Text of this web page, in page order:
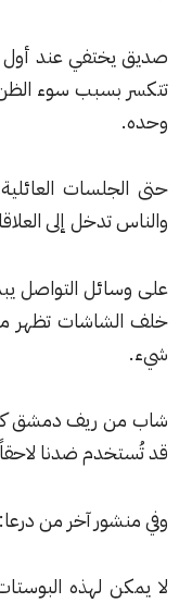
عند أول أزمة،
سوء الظن أو الغيرة
العائلية لم تعد
إلى العلاقات وهي
التواصل يبدو
تظهر مدن كاملة
دمشق كتب: «صرنا
ضدنا لاحقاً».
آخر من درعا: «أصعب
البوستات